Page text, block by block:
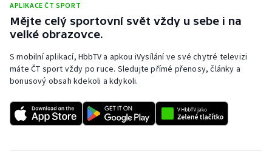
Rychlobruslení
Rychlostní kanoistika
Short track
Stolní tenis
Triatlon
APLIKACE ČT SPORT
Mějte celý sportovní svět vždy u sebe i na
velké obrazovce.
S mobilní aplikací, HbbTV a apkou iVysílání ve své chytré televizi
máte ČT sport vždy po ruce. Sledujte přímé přenosy, články a
bonusový obsah kdekoli a kdykoli.